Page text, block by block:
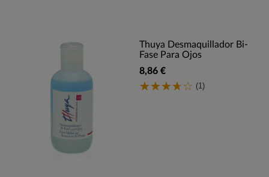
Thuya Desmaquillador Bi-
Fase Para Ojos
8,86 €
(1)